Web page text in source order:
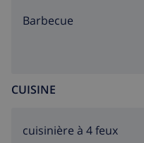
barbecue
CUISINE
cuisinière à 4 feux